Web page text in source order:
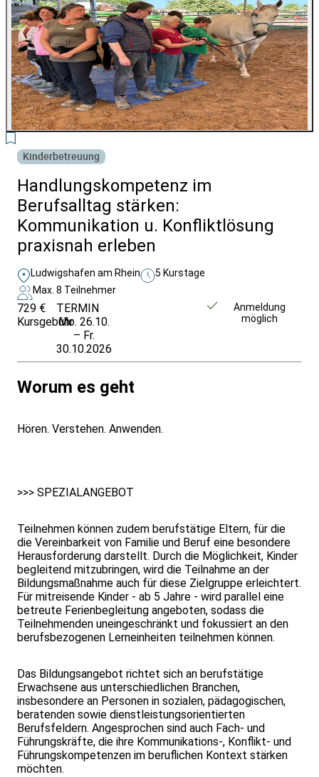
Kinderbetreuung
Handlungskompetenz im
Berufsalltag stärken:
Kommunikation u. Konfliktlösung
praxisnah erleben
Ludwigshafen am Rhein
5 Kurstage
Max. 8 Teilnehmer
729 €
Kursgebühr
TERMIN
Mo. 26.10.
– Fr.
30.10.2026
Anmeldung
möglich
Worum es geht
Hören. Verstehen. Anwenden.
>>> SPEZIALANGEBOT
Teilnehmen können zudem berufstätige Eltern, für die
die Vereinbarkeit von Familie und Beruf eine besondere
Herausforderung darstellt. Durch die Möglichkeit, Kinder
begleitend mitzubringen, wird die Teilnahme an der
Bildungsmaßnahme auch für diese Zielgruppe erleichtert.
Für mitreisende Kinder - ab 5 Jahre - wird parallel eine
betreute Ferienbegleitung angeboten, sodass die
Teilnehmenden uneingeschränkt und fokussiert an den
berufsbezogenen Lerneinheiten teilnehmen können.
Das Bildungsangebot richtet sich an berufstätige
Erwachsene aus unterschiedlichen Branchen,
insbesondere an Personen in sozialen, pädagogischen,
beratenden sowie dienstleistungsorientierten
Berufsfeldern. Angesprochen sind auch Fach- und
Führungskräfte, die ihre Kommunikations-, Konflikt- und
Führungskompetenzen im beruflichen Kontext stärken
möchten.